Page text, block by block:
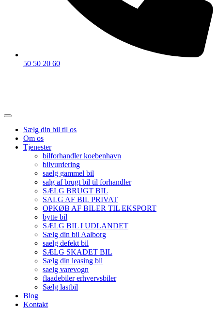
50 50 20 60
Sælg din bil til os
Om os
Tjenester
bilforhandler koebenhavn
bilvurdering
saelg gammel bil
salg af brugt bil til forhandler
SÆLG BRUGT BIL
SALG AF BIL PRIVAT
OPKØB AF BILER TIL EKSPORT
bytte bil
SÆLG BIL I UDLANDET
Sælg din bil Aalborg
saelg defekt bil
SÆLG SKADET BIL
Sælg din leasing bil
saelg varevogn
flaadebiler erhvervsbiler
Sælg lastbil
Blog
Kontakt